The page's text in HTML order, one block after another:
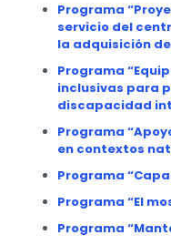
Programa
servicio del
la adquisición
Programa
inclusivas para
discapacidad
Programa “
en contextos
Programa
Programa “El
Programa